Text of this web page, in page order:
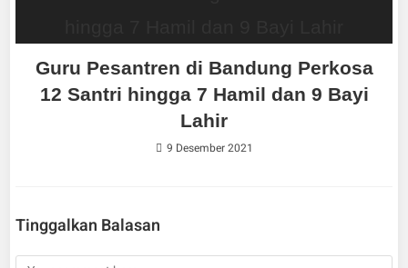
Guru Pesantren di Bandung Perkosa
12 Santri hingga 7 Hamil dan 9 Bayi
Lahir
9 Desember 2021
Tinggalkan Balasan